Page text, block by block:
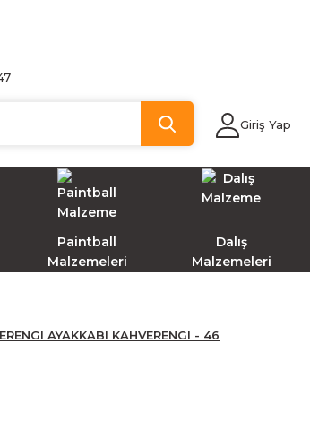
Giriş Yap
Paintball
Malzemeleri
Dalış
Malzemeleri
AYAKKABI KAHVERENGI - 46